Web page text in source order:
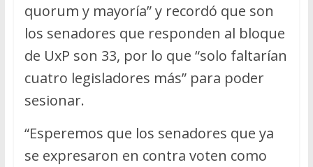
quorum y mayoría” y recordó que son
los senadores que responden al bloque
de UxP son 33, por lo que “solo faltarían
cuatro legisladores más” para poder
sesionar.
“Esperemos que los senadores que ya
se expresaron en contra voten como